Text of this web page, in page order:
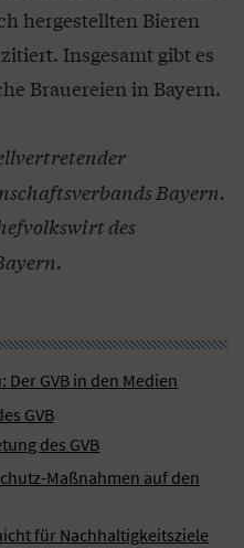
hergestellten Bieren
Insgesamt gibt es
Brauereien in Bayern.
Bayern.
des
GVB in den Medien
GVB
des GVB
Maßnahmen auf den
für Nachhaltigkeitsziele